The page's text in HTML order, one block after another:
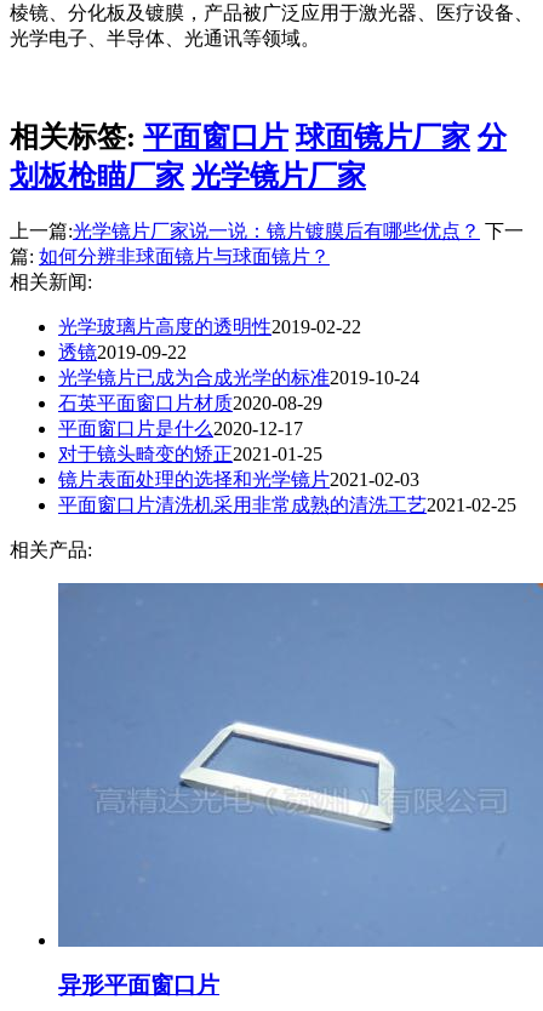
棱镜、分化板及镀膜，产品被广泛应用于激光器、医疗设备、
光学电子、半导体、光通讯等领域。
相关标签: 平面窗口片 球面镜片厂家 分
划板枪瞄厂家 光学镜片厂家
上一篇:​光学镜片厂家说一说：镜片镀膜后有哪些优点？ 下一
篇: 如何分辨非球面镜片与球面镜片？
相关新闻:
光学玻璃片高度的透明性2019-02-22
透镜2019-09-22
光学镜片已成为合成光学的标准2019-10-24
石英平面窗口片材质2020-08-29
平面窗口片是什么2020-12-17
对于镜头畸变的矫正2021-01-25
镜片表面处理的选择和光学镜片2021-02-03
平面窗口片​清洗机采用非常成熟的清洗工艺2021-02-25
相关产品:
异形平面窗口片